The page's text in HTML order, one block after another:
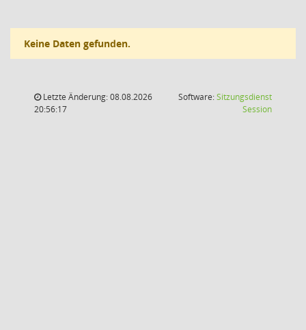
Keine Daten gefunden.
Letzte Änderung: 08.08.2026
20:56:17
Software:Sitzungsdienst
Session(Wird in